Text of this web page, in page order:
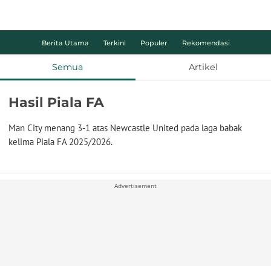
Berita Utama Terkini Populer Rekomendasi
Semua Artikel
Hasil Piala FA
Man City menang 3-1 atas Newcastle United pada laga babak
kelima Piala FA 2025/2026.
Advertisement